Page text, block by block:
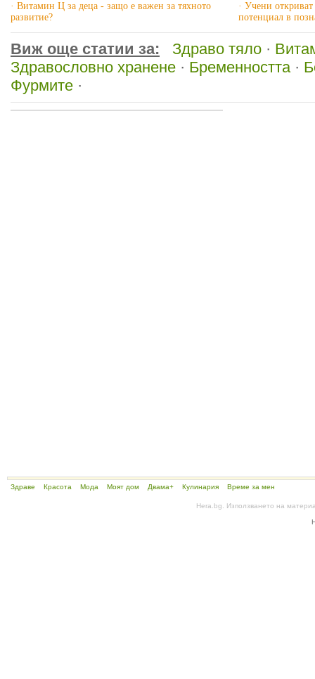
· Витамин Ц за деца - защо е важен за тяхното
развитие?
· Учени
потенциал в
Виж още статии за: Здраво тяло ·
Здравословно хранене · Бременността·
Фурмите ·
Здраве Красота Мода Моят дом Двама+ Кулинария Време за мен
Hera.bg. Използването на